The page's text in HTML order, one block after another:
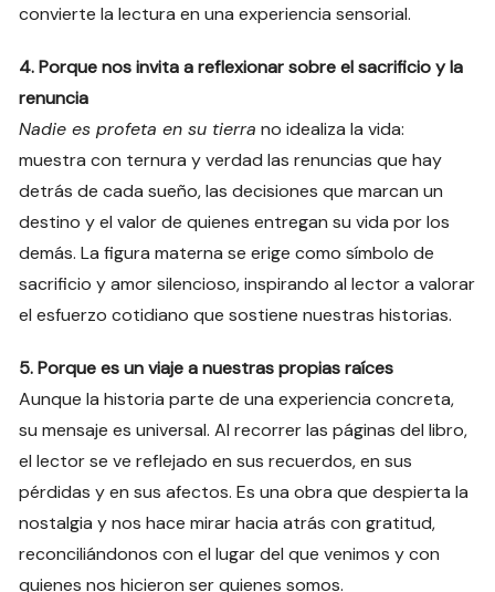
convierte la lectura en una experiencia sensorial.
4. Porque nos invita a reflexionar sobre el sacrificio y la
renuncia
Nadie es profeta en su tierra no idealiza la vida:
muestra con ternura y verdad las renuncias que hay
detrás de cada sueño, las decisiones que marcan un
destino y el valor de quienes entregan su vida por los
demás. La figura materna se erige como símbolo de
sacrificio y amor silencioso, inspirando al lector a valorar
el esfuerzo cotidiano que sostiene nuestras historias.
5. Porque es un viaje a nuestras propias raíces
Aunque la historia parte de una experiencia concreta,
su mensaje es universal. Al recorrer las páginas del libro,
el lector se ve reflejado en sus recuerdos, en sus
pérdidas y en sus afectos. Es una obra que despierta la
nostalgia y nos hace mirar hacia atrás con gratitud,
reconciliándonos con el lugar del que venimos y con
quienes nos hicieron ser quienes somos.